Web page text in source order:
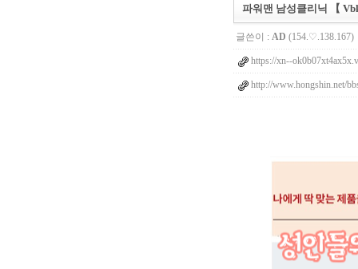
파워맨 남성클리닉 【
글쓴이 : AD (154.♡.138.167)
https://xn--
http://www.hongshin.net/